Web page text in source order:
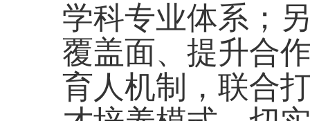
学科专业体系；
覆盖面、提升合
育人机制，联合